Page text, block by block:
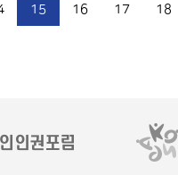
15 16 17 18